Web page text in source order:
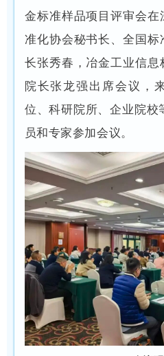
金标准样品项目评审会
准化协会秘书长、全国
长张秀春，冶金工业信息
院长张龙强出席会议，
位、科研院所、企业院校
员和专家参加会议。